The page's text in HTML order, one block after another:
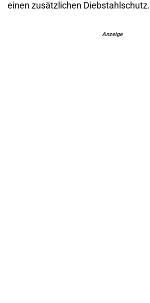
einen zusätzlichen Diebstahlschutz.
Anzeige